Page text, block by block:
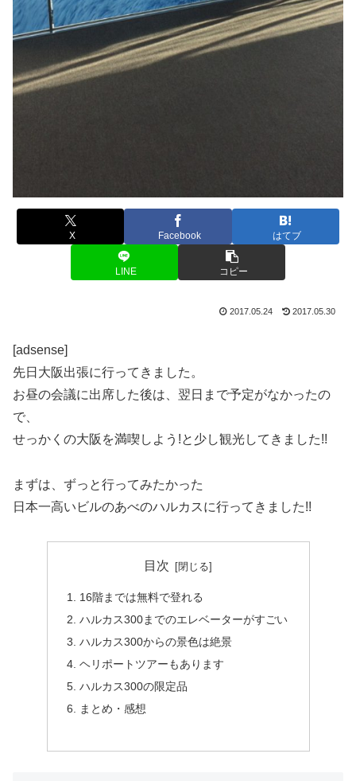
X Facebook はてブ
LINE コピー
2017.05.24 2017.05.30
[adsense]
先日大阪出張に行ってきました。
お昼の会議に出席した後は、翌日まで予定がなかったの
で、
せっかくの大阪を満喫しよう!と少し観光してきました!!
まずは、ずっと行ってみたかった
日本一高いビルのあべのハルカスに行ってきました!!
目次
16階までは無料で登れる
ハルカス300までのエレベーターがすごい
ハルカス300からの景色は絶景
ヘリポートツアーもあります
ハルカス300の限定品
まとめ・感想